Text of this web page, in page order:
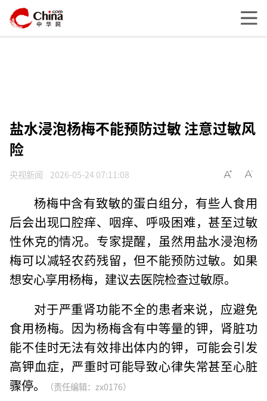
盐水浸泡杨梅不能预防过敏 注意过敏风
险
央视新闻 2026-05-24 07:11:08
杨梅中含有致敏的蛋白组分，有些人食用
后会出现口腔痒、咽痒、呼吸困难，甚至过敏
性休克的情况。专家提醒，虽然用盐水浸泡杨
梅可以减轻农药残留，但不能预防过敏。如果
想安心享用杨梅，建议去医院检查过敏原。
对于严重肾功能不全的患者来说，应避免
食用杨梅。因为杨梅含有中等量的钾，肾脏功
能不佳时无法有效排出体内的钾，可能会引发
高钾血症，严重时可能导致心律失常甚至心脏
骤停。
（责任编辑：zx0176）